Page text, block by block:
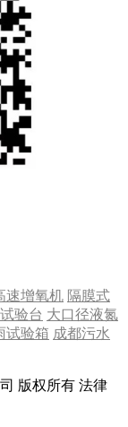
速增氧机 隔膜式
验台 大口径液氮
试验箱 成都污水
版权所有 法律